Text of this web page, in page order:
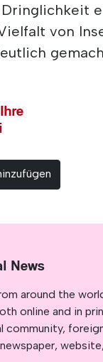
von
News
around the
online and in